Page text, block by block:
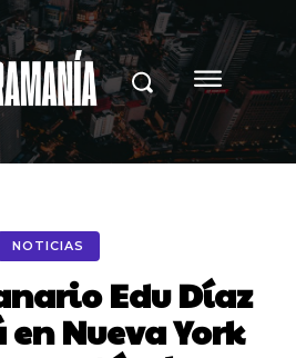
NOTICIAS
Edu Díaz
Nueva York